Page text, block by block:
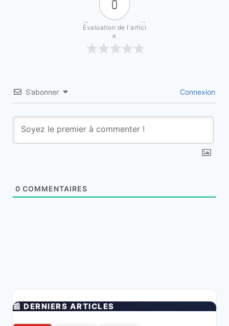
0
Évaluation de l'articl
e
S’abonner Connexion
0 COMMENTAIRES
📰 DERNIERS ARTICLES